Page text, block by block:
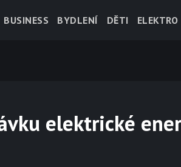
BUSINESS BYDLENÍ DĚTI ELEKTRO
elektrické